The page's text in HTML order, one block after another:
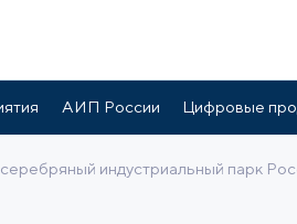
АИП России Цифровые
индустриальный парк